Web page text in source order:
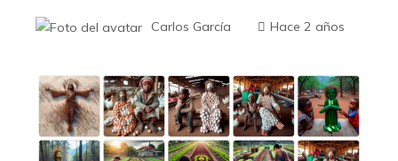
Carlos García Hace 2 años